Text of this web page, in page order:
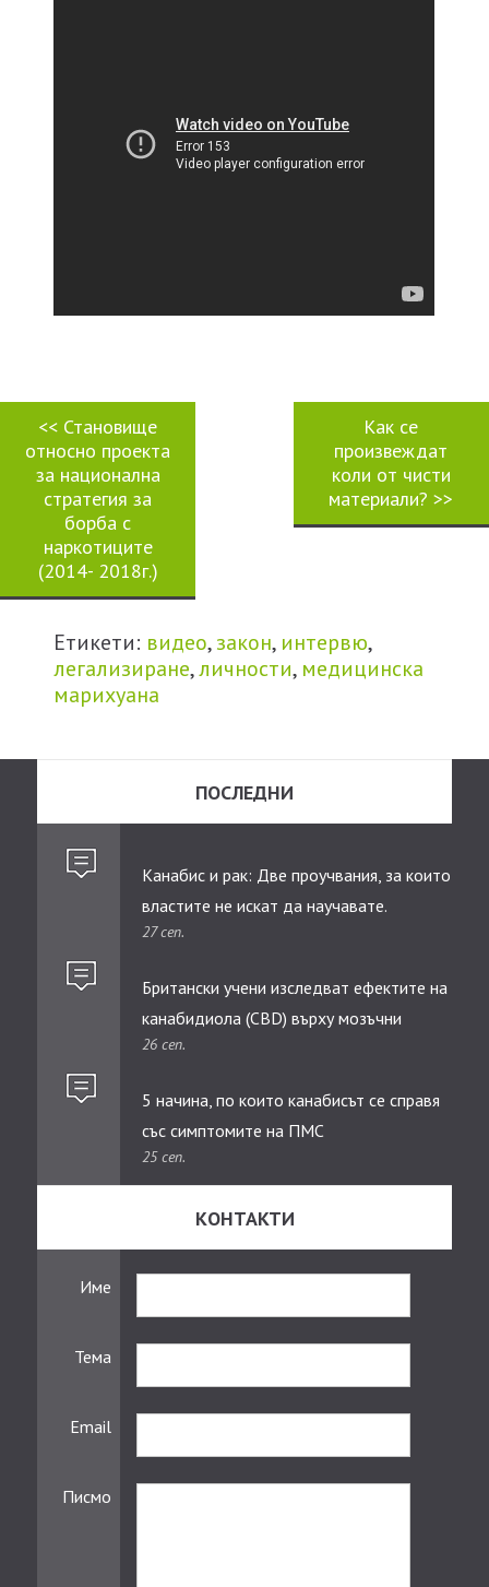
<< Становище
относно проекта
за национална
стратегия за
борба с
наркотиците
(2014- 2018г.)
Как се
произвеждат
коли от чисти
материали?>>
Етикети: видео,закон, интервю,
легализиране,личности, медицинска
марихуана
ПОСЛЕДНИ
Канабис и рак: Две проучвания, за които
властите не искат да научавате.
27 сеп.
Британски учени изследват ефектите на
канабидиолa (CBD) върху мозъчни
тумори при деца
26 сеп.
5 начина, по които канабисът се справя
със симптомите на ПМС
25 сеп.
КОНТАКТИ
Име
Тема
Email
Писмо